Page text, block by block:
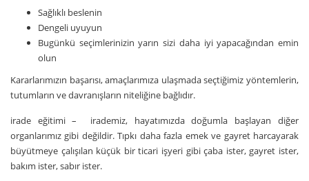
Sağlıklı beslenin
Dengeli uyuyun
Bugünkü seçimlerinizin yarın sizi daha iyi yapacağından emin
olun
Kararlarımızın başarısı, amaçlarımıza ulaşmada seçtiğimiz yöntemlerin,
tutumların ve davranışların niteliğine bağlıdır.
irade eğitimi – irademiz, hayatımızda doğumla başlayan diğer
organlarımız gibi değildir. Tıpkı daha fazla emek ve gayret harcayarak
büyütmeye çalışılan küçük bir ticari işyeri gibi çaba ister, gayret ister,
bakım ister, sabır ister.